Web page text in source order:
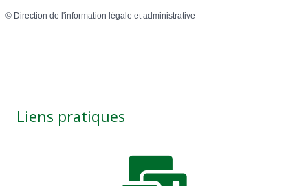
© Direction de l'information légale et administrative
Liens pratiques